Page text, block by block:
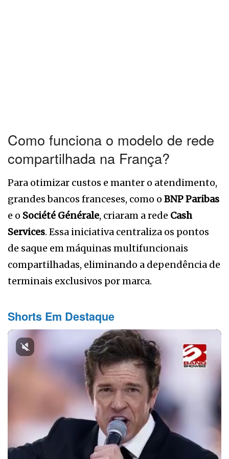
Como funciona o modelo de rede
compartilhada na França?
Para otimizar custos e manter o atendimento,
grandes bancos franceses, como o BNP Paribas
e o Société Générale, criaram a rede Cash
Services. Essa iniciativa centraliza os pontos
de saque em máquinas multifuncionais
compartilhadas, eliminando a dependência de
terminais exclusivos por marca.
Shorts Em Destaque